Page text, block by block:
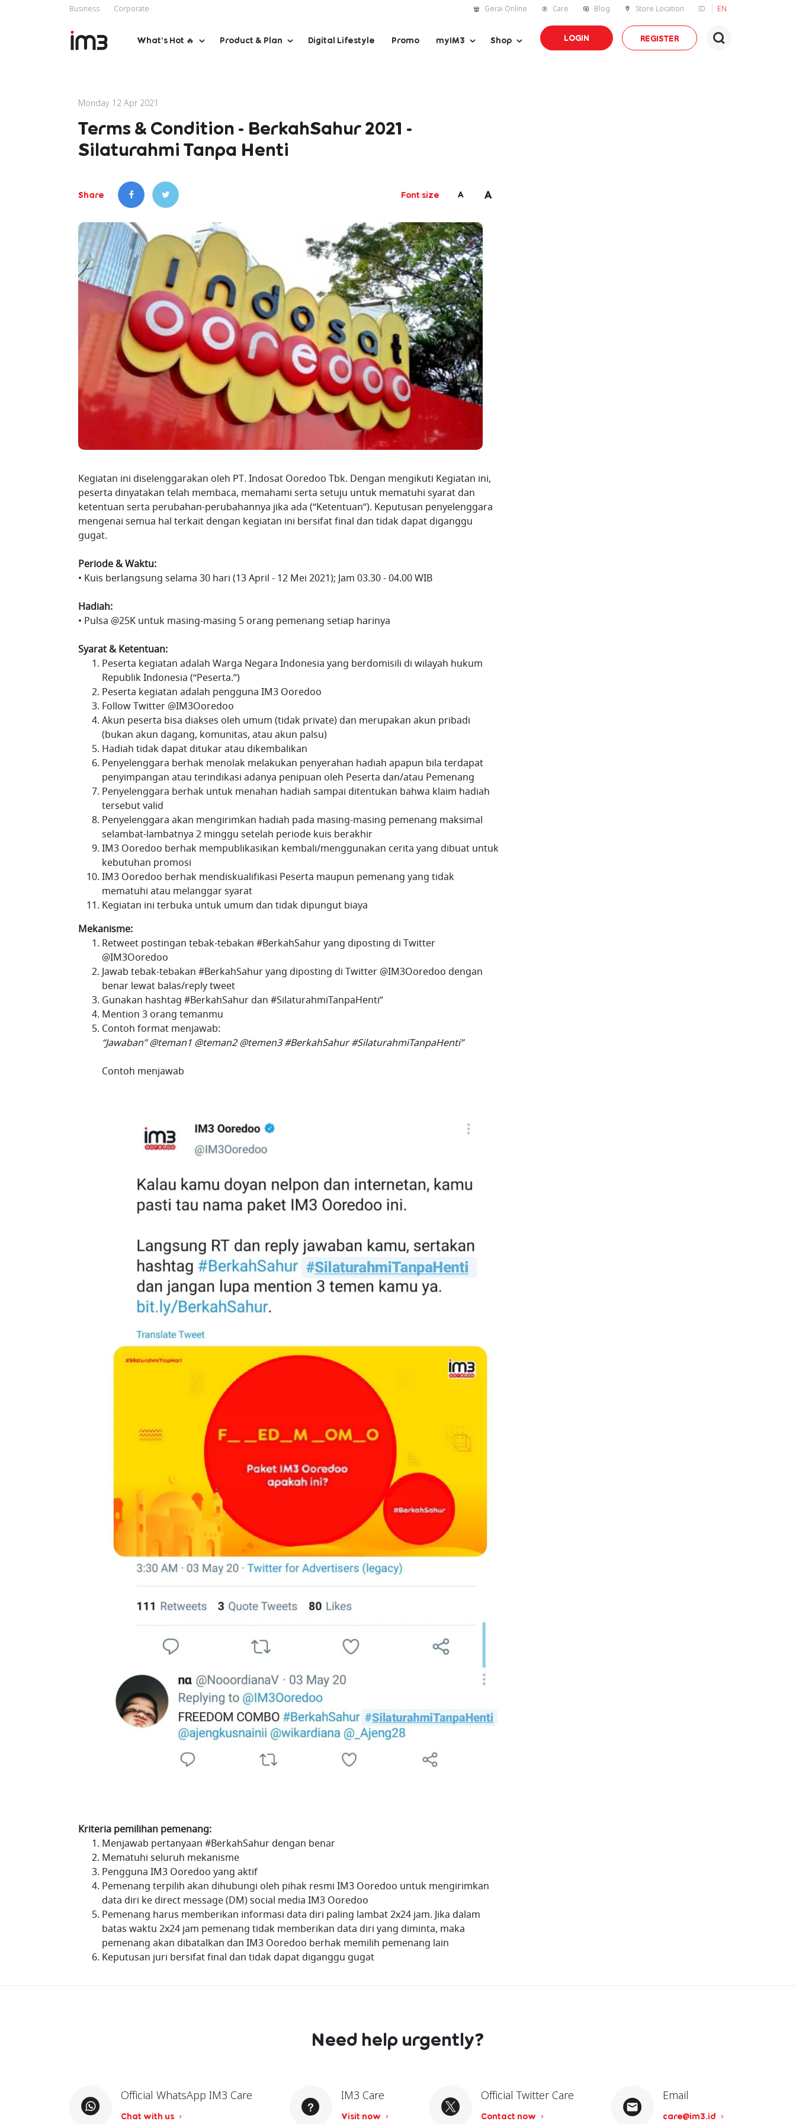
Business Corporate Gerai Online Care Blog Store Location ID EN
What’s Hot 🔥 Product & Plan Digital Lifestyle Promo myIM3 Shop LOGIN REGISTER
Monday 12 Apr 2021
Terms & Condition - BerkahSahur 2021 -
Silaturahmi Tanpa Henti
Share Font size A A
Kegiatan ini diselenggarakan oleh PT. Indosat Ooredoo Tbk. Dengan mengikuti Kegiatan ini,
peserta dinyatakan telah membaca, memahami serta setuju untuk mematuhi syarat dan
ketentuan serta perubahan-perubahannya jika ada (“Ketentuan”). Keputusan penyelenggara
mengenai semua hal terkait dengan kegiatan ini bersifat final dan tidak dapat diganggu
gugat.
Periode & Waktu:
• Kuis berlangsung selama 30 hari (13 April - 12 Mei 2021); Jam 03.30 - 04.00 WIB
Hadiah:
• Pulsa @25K untuk masing-masing 5 orang pemenang setiap harinya
Syarat & Ketentuan:
Peserta kegiatan adalah Warga Negara Indonesia yang berdomisili di wilayah hukum
Republik Indonesia (“Peserta.”)
Peserta kegiatan adalah pengguna IM3 Ooredoo
Follow Twitter @IM3Ooredoo
Akun peserta bisa diakses oleh umum (tidak private) dan merupakan akun pribadi
(bukan akun dagang, komunitas, atau akun palsu)
Hadiah tidak dapat ditukar atau dikembalikan
Penyelenggara berhak menolak melakukan penyerahan hadiah apapun bila terdapat
penyimpangan atau terindikasi adanya penipuan oleh Peserta dan/atau Pemenang
Penyelenggara berhak untuk menahan hadiah sampai ditentukan bahwa klaim hadiah
tersebut valid
Penyelenggara akan mengirimkan hadiah pada masing-masing pemenang maksimal
selambat-lambatnya 2 minggu setelah periode kuis berakhir
IM3 Ooredoo berhak mempublikasikan kembali/menggunakan cerita yang dibuat untuk
kebutuhan promosi
IM3 Ooredoo berhak mendiskualifikasi Peserta maupun pemenang yang tidak
mematuhi atau melanggar syarat
Kegiatan ini terbuka untuk umum dan tidak dipungut biaya
Mekanisme:
Retweet postingan tebak-tebakan #BerkahSahur yang diposting di Twitter
@IM3Ooredoo
Jawab tebak-tebakan #BerkahSahur yang diposting di Twitter @IM3Ooredoo dengan
benar lewat balas/reply tweet
Gunakan hashtag #BerkahSahur dan #SilaturahmiTanpaHenti”
Mention 3 orang temanmu
Contoh format menjawab:
“Jawaban” @teman1 @teman2 @temen3 #BerkahSahur #SilaturahmiTanpaHenti”
Contoh menjawab
Kriteria pemilihan pemenang:
Menjawab pertanyaan #BerkahSahur dengan benar
Mematuhi seluruh mekanisme
Pengguna IM3 Ooredoo yang aktif
Pemenang terpilih akan dihubungi oleh pihak resmi IM3 Ooredoo untuk mengirimkan
data diri ke direct message (DM) social media IM3 Ooredoo
Pemenang harus memberikan informasi data diri paling lambat 2x24 jam. Jika dalam
batas waktu 2x24 jam pemenang tidak memberikan data diri yang diminta, maka
pemenang akan dibatalkan dan IM3 Ooredoo berhak memilih pemenang lain
Keputusan juri bersifat final dan tidak dapat diganggu gugat
Need help urgently?
Official WhatsApp IM3 Care
Chat with us
IM3 Care
Visit now
Official Twitter Care
Contact now
Email
care@im3.id